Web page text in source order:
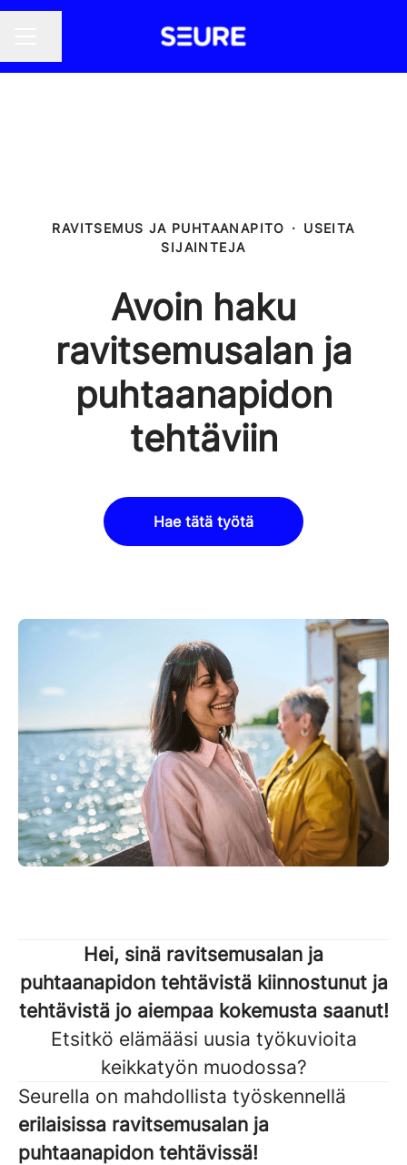
RAVITSEMUS JA PUHTAANAPITO · USEITA
SIJAINTEJA
Avoin haku
ravitsemusalan ja
puhtaanapidon
tehtäviin
Hae tätä työtä
Hei, sinä ravitsemusalan ja
puhtaanapidon tehtävistä kiinnostunut ja
tehtävistä jo aiempaa kokemusta saanut!
Etsitkö elämääsi uusia työkuvioita
keikkatyön muodossa?
Seurella on mahdollista työskennellä
erilaisissa ravitsemusalan ja
puhtaanapidon tehtävissä!